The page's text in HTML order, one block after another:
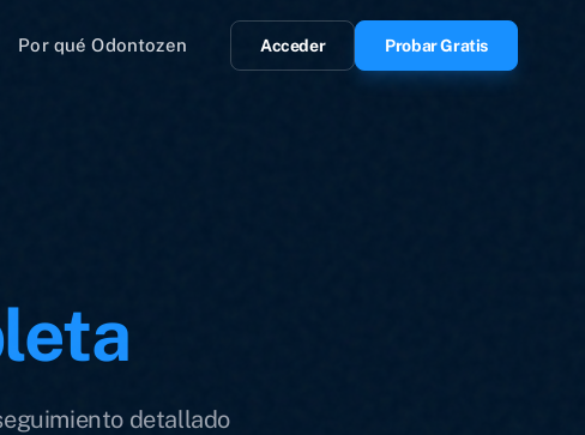
Por qué Odontozen Acceder Probar Gratis
detallado